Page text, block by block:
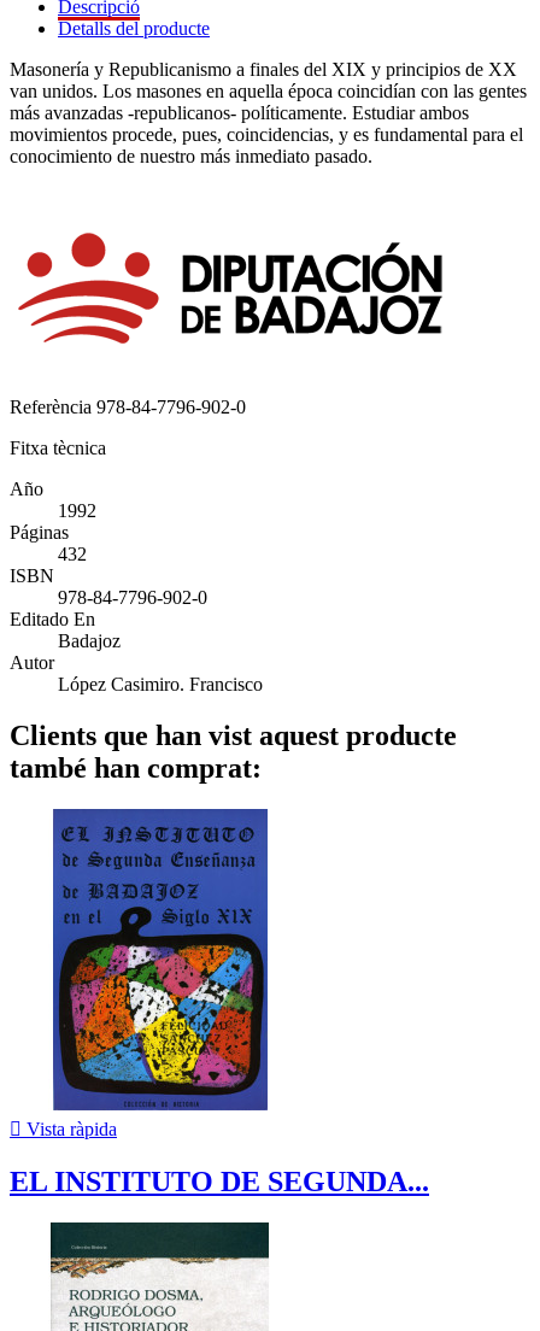
Descripció
Detalls del producte
Masonería y Republicanismo a finales del XIX y principios de XX
van unidos. Los masones en aquella época coincidían con las gentes
más avanzadas -republicanos- políticamente. Estudiar ambos
movimientos procede, pues, coincidencias, y es fundamental para el
conocimiento de nuestro más inmediato pasado.
Referència 978-84-7796-902-0
Fitxa tècnica
Año
1992
Páginas
432
ISBN
978-84-7796-902-0
Editado En
Badajoz
Autor
López Casimiro. Francisco
Clients que han vist aquest producte
també han comprat:
 Vista ràpida
EL INSTITUTO DE SEGUNDA...